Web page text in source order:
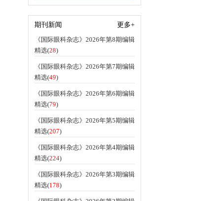
期刊新闻
更多+
《国际眼科杂志》2026年第8期编辑
精选(28)
《国际眼科杂志》2026年第7期编辑
精选(49)
《国际眼科杂志》2026年第6期编辑
精选(79)
《国际眼科杂志》2026年第5期编辑
精选(207)
《国际眼科杂志》2026年第4期编辑
精选(224)
《国际眼科杂志》2026年第3期编辑
精选(178)